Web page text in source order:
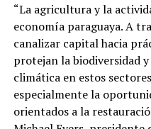
“La agricultura y la
economía paraguaya. A
canalizar capital hacia
protejan la biodiversidad
climática en estos
especialmente la
orientados a la